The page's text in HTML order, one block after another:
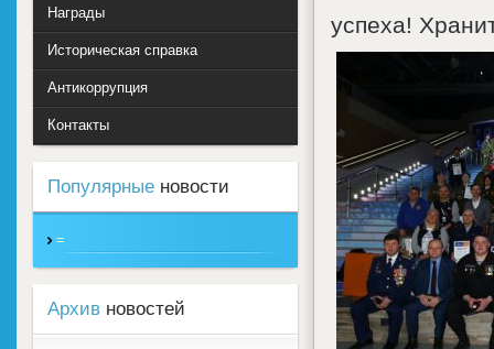
успеха!
Награды
Историческая справка
Антикоррупция
Контакты
Популярные новости
=
Архив новостей